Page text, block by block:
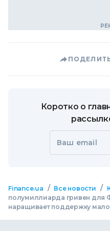
Коротко о
Ваш email
Finance.ua / Все новости /
полумиллиарда гривен для
наращивает поддержку